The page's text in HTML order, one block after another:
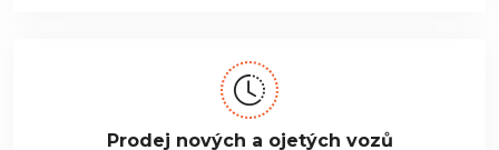
Prodej nových a ojetých vozů